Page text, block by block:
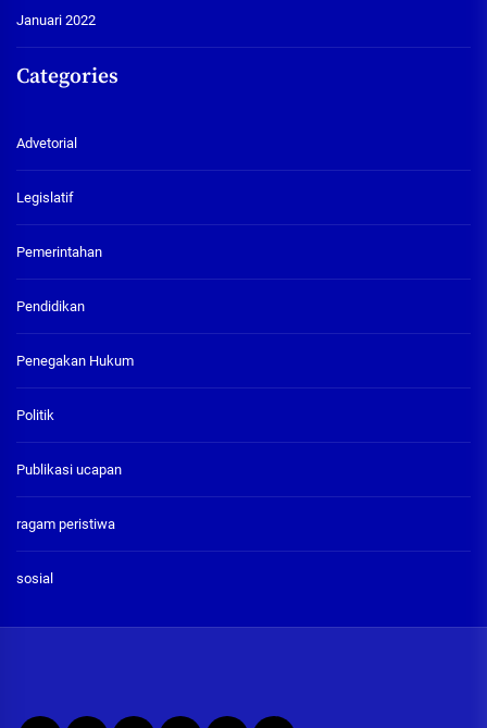
Januari 2022
Categories
Advetorial
Legislatif
Pemerintahan
Pendidikan
Penegakan Hukum
Politik
Publikasi ucapan
ragam peristiwa
sosial